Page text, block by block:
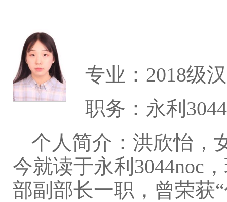
专业：2018级
职务：永利
个人简介：洪欣怡，
今就读于永利3044noc
部副部长一职，曾荣获